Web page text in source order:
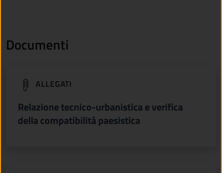
Documenti
ALLEGATI
Relazione tecnico-urbanistica e verifica
della compatibilità paesistica
(apre in un'altra scheda).